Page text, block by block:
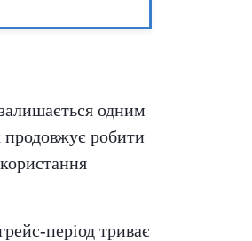
одним
продовжує робити
період триває